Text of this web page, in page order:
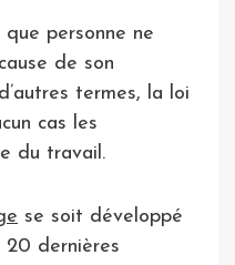
personne ne
de son
termes, la loi
cas les
du travail.
se soit développé
dernières